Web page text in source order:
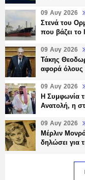
09 Αυγ 2026
Στενά του
που βάζει το
09 Αυγ 2026
Τάκης
αφορά όλους
09 Αυγ 2026
Η Συμφωνία
Ανατολή, η
09 Αυγ 2026
Μέρλιν
δηλώσει για